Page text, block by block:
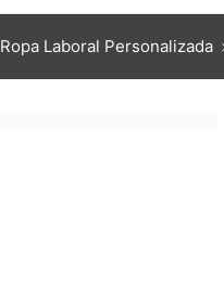
Ropa Laboral Personalizada